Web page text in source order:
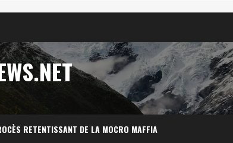
RETENTISSANT DE LA MOCRO MAFFIA